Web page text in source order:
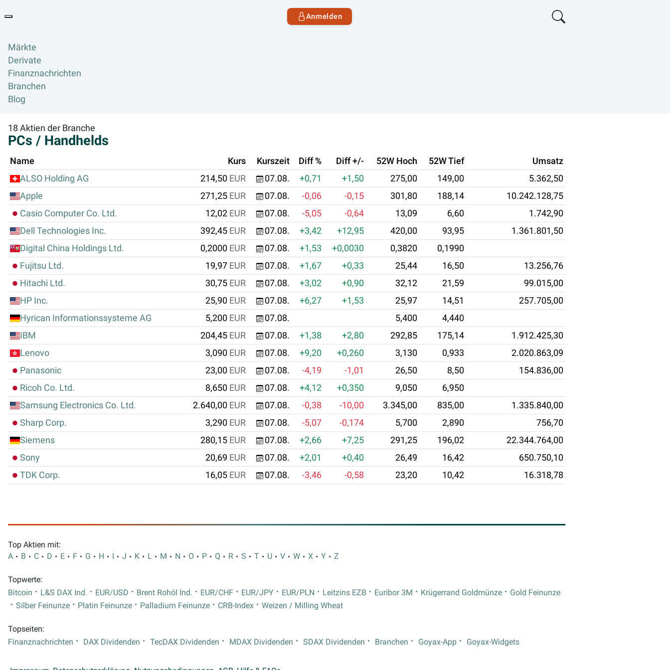
Anmelden
Märkte
Derivate
Finanznachrichten
Branchen
Blog
18 Aktien der Branche
PCs / Handhelds
Name Kurs Kurszeit Diff % Diff +/- 52W Hoch 52W Tief
Umsatz
ALSO Holding AG
214,50 EUR 07.08. +0,71 +1,50 275,00 149,00
5.362,50
Apple
271,25 EUR 07.08. -0,06 -0,15 301,80 188,14
10.242.128,75
Casio Computer Co. Ltd.
12,02 EUR 07.08. -5,05 -0,64 13,09 6,60
1.742,90
Dell Technologies Inc.
392,45 EUR 07.08. +3,42 +12,95 420,00 93,95
1.361.801,50
Digital China Holdings Ltd.
0,2000 EUR 07.08. +1,53 +0,0030 0,3820
0,1990
Fujitsu Ltd.
19,97 EUR 07.08. +1,67 +0,33 25,44 16,50
13.256,76
Hitachi Ltd.
30,75 EUR 07.08. +3,02 +0,90 32,12 21,59
99.015,00
HP Inc.
25,90 EUR 07.08. +6,27 +1,53 25,97 14,51
257.705,00
Hyrican Informationssysteme AG
5,200 EUR 07.08. 5,400
4,440
IBM
204,45 EUR 07.08. +1,38 +2,80 292,85 175,14
1.912.425,30
Lenovo
3,090 EUR 07.08. +9,20 +0,260 3,130 0,933
2.020.863,09
Panasonic
23,00 EUR 07.08. -4,19 -1,01 26,50 8,50
154.836,00
Ricoh Co. Ltd.
8,650 EUR 07.08. +4,12 +0,350 9,050
6,950
Samsung Electronics Co. Ltd.
2.640,00 EUR 07.08. -0,38 -10,00 3.345,00 835,00
1.335.840,00
Sharp Corp.
3,290 EUR 07.08. -5,07 -0,174 5,700 2,890
756,70
Siemens
280,15 EUR 07.08. +2,66 +7,25 291,25 196,02
22.344.764,00
Sony
20,69 EUR 07.08. +2,01 +0,40 26,49 16,42
650.750,10
TDK Corp.
16,05 EUR 07.08. -3,46 -0,58 23,20 10,42 16.318,78
Top Aktien mit:
A
B C D E F G H I J K L M N O P Q R S T U V W X Y Z
Topwerte:
Bitcoin
L&S DAX Ind. EUR/USD Brent Rohöl Ind. EUR/CHF EUR/JPY EUR/PLN Leitzins EZB Euribor 3M Krügerrand Goldmünze
Gold Feinunze
Silber Feinunze
Platin Feinunze Palladium Feinunze CRB-Index Weizen / Milling Wheat
Topseiten:
Finanznachrichten
DAX Dividenden TecDAX Dividenden MDAX Dividenden SDAX Dividenden Branchen Goyax-App Goyax-Widgets